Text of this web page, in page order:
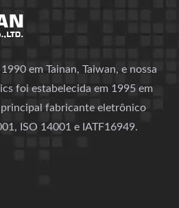
em Tainan, Taiwan, e nossa
foi estabelecida em 1995 em
principal fabricante eletrônico
ISO 14001 e IATF16949.